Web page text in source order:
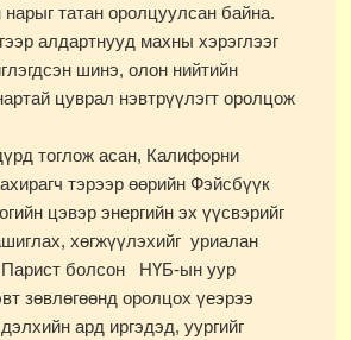
татан оролцуулсан байна.
алдартнууд махны хэрэглээг
шинэ, олон нийтийн
цуврал нэвтрүүлэгт оролцож
тоглож асан, Калифорни
тэрээр өөрийн Фэйсбүүк
цэвэр энергийн эх үүсвэрийг
хөгжүүлэхийг уриалан
Парист болсон НҮБ-ын уур
зөвлөгөөнд оролцох үеэрээ
ард иргэдэд, уургийг